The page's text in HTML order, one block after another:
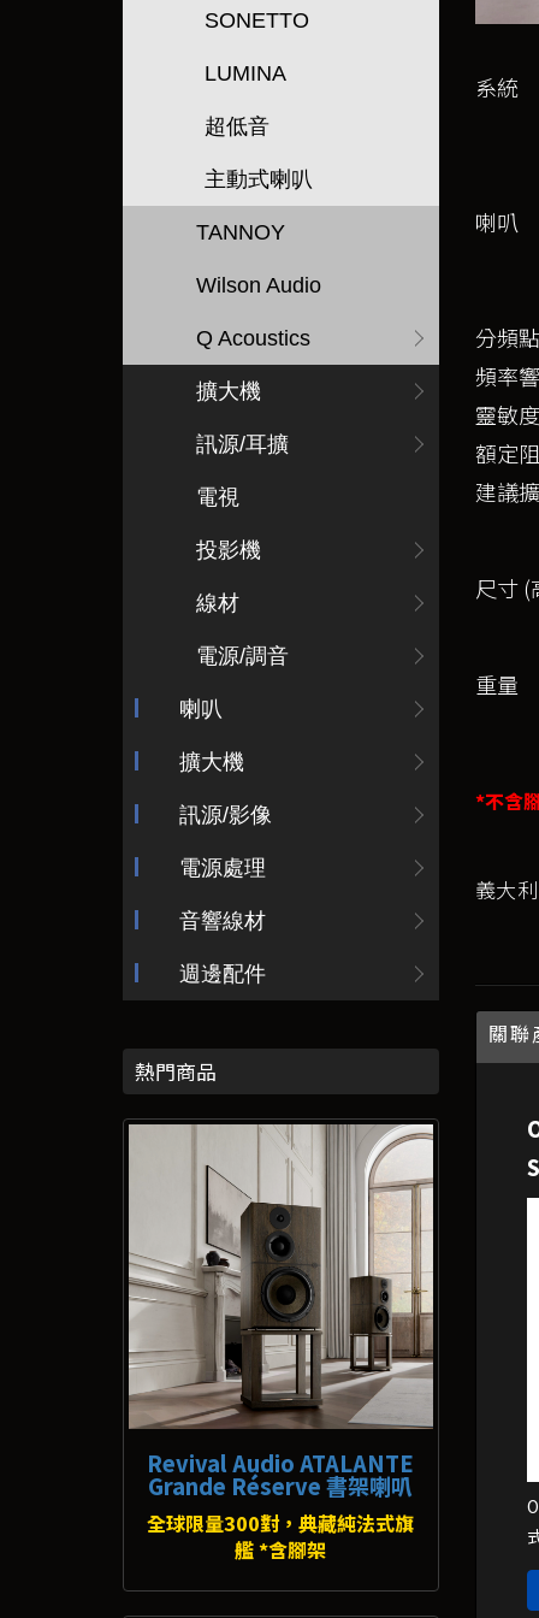
SONETTO
LUMINA
超低音
主動式喇叭
TANNOY
Wilson Audio
Q Acoustics
擴大機
訊源/耳擴
電視
投影機
線材
電源/調音
喇叭
擴大機
訊源/影像
電源處理
音響線材
週邊配件
熱門商品
Revival Audio ATALANTE
Grande Réserve 書架喇叭
全球限量300對，典藏純法式旗
艦 *含腳架
系統
喇叭
分頻點
頻率
靈敏度
額定
建議
尺寸 (
重量
*不含
義大
關聯